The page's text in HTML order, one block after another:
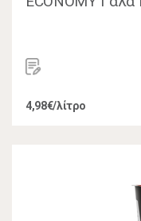
4,98€/λίτρο